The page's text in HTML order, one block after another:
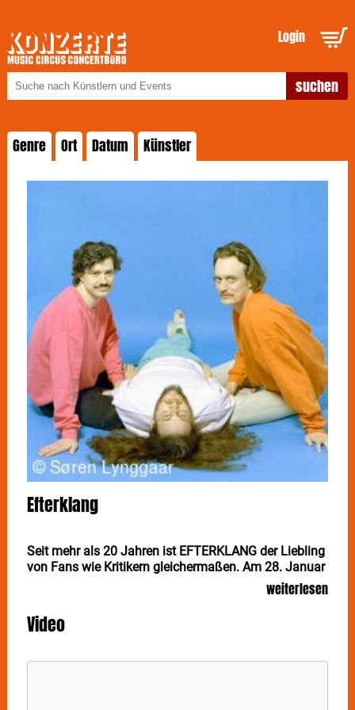
Login
Genre Ort Datum Künstler
Efterklang
Seit mehr als 20 Jahren ist EFTERKLANG der Liebling
von Fans wie Kritikern gleichermaßen. Am 28. Januar
kommen die dänischen Indie-Rocker mit neuem
EFTERKLANG
„Getting Reminders“ ihr nächstes klangliches Kapitel
weiterlesen
Video